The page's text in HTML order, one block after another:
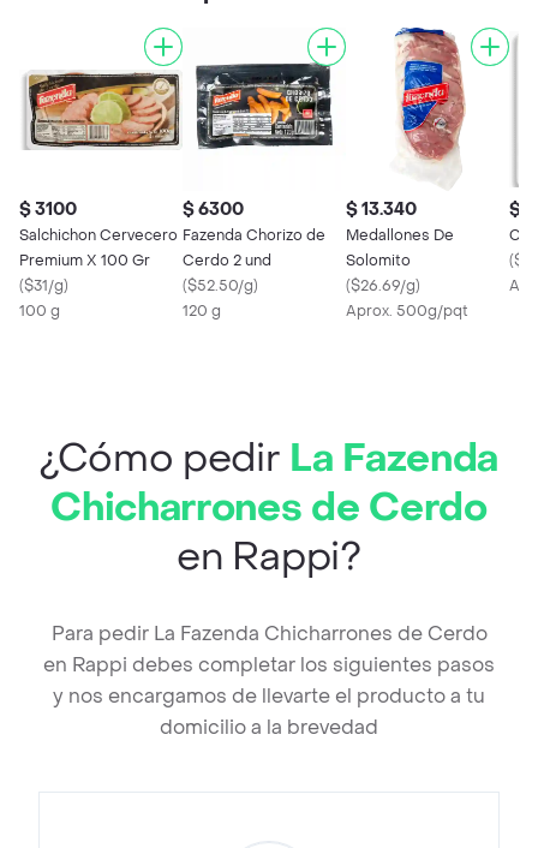
$ 3100
Salchichon Cervecero
Premium X 100 Gr
($31/g)
100 g
$ 6300
Fazenda Chorizo de
Cerdo 2 und
($52.50/g)
120 g
$ 13.340
Medallones De
Solomito
($26.69/g)
Aprox. 500g/pqt
$
(
¿Cómo pedir La Fazenda
Chicharrones de Cerdo
en Rappi?
Para pedir La Fazenda Chicharrones de Cerdo
en Rappi debes completar los siguientes pasos
y nos encargamos de llevarte el producto a tu
domicilio a la brevedad